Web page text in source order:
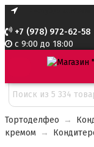
+7 (978) 972-62-58
с 9:00 до 18:00
Тортоделфео →
кремом →